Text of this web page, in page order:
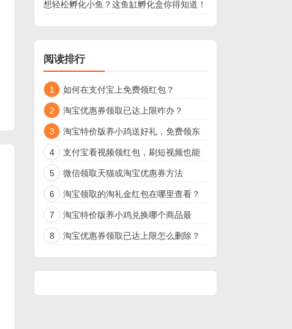
想轻松孵化小鱼？这鱼缸孵化盒你得知道！
阅读排行
1 如何在支付宝上免费领红包？
2 淘宝优惠券领取已达上限咋办？
3
淘宝特价版养小鸡送好礼，免费领东
西4
支付宝看视频领红包，刷短视频也能
领现金了
5 微信领取天猫或淘宝优惠券方法
6 淘宝领取的淘礼金红包在哪里查看？
7
淘宝特价版养小鸡兑换哪个商品最
好？
8 淘宝优惠券领取已达上限怎么删除？